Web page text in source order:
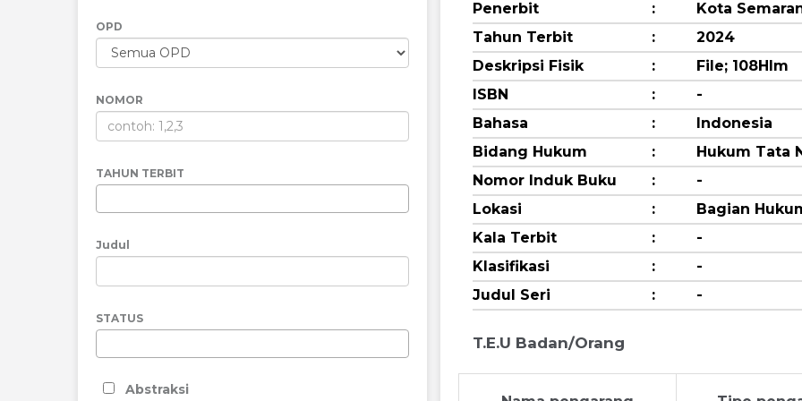
OPD
NOMOR
TAHUN TERBIT
Judul
STATUS
Abstraksi
Penerbit :
Kota
Tahun Terbit
:
2024
Deskripsi Fisik
:
File; 108Hlm
ISBN
:
-
Bahasa
:
Indonesia
Bidang Hukum
:
Hukum Tata
Nomor Induk Buku
:
-
Lokasi
:
Bagian
Kala Terbit
:
-
Klasifikasi
:
-
Judul Seri
: -
T.E.U Badan/Orang